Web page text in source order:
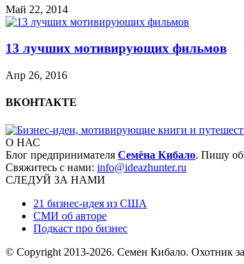
Май 22, 2014
13 лучших мотивирующих фильмов
Апр 26, 2016
ВКОНТАКТЕ
О НАС
Блог предпринимателя Семёна Кибало. Пишу
Свяжитесь с нами: info@ideazhunter.ru
СЛЕДУЙ ЗА НАМИ
21 бизнес-идея из США
СМИ об авторе
Подкаст про бизнес
© Copyright 2013-2026. Семен Кибало. Охотник